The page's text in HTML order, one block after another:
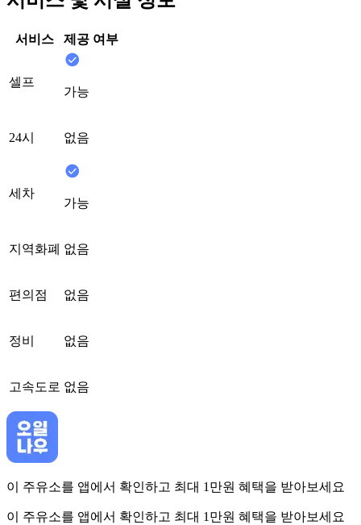
서비스 제공 여부
셀프
가능
24시 없음
세차
가능
지역화폐 없음
편의점 없음
정비 없음
고속도로 없음
이 주유소를 앱에서 확인하고 최대 1만원 혜택을 받아보세요
이 주유소를 앱에서 확인하고 최대 1만원 혜택을 받아보세요